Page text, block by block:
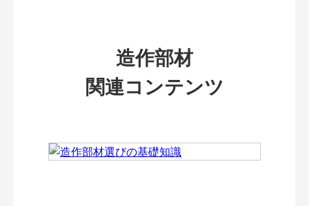
造作部材
関連コンテンツ